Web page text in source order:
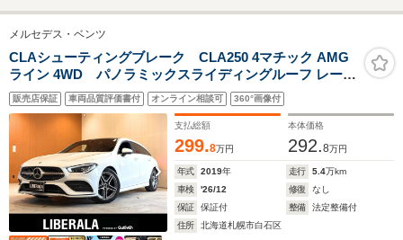
トエアコン/パノラミ
ックビューモニター/
車線逸脱防止支援シス
テム/シート 合皮
方ドライブレコーダ
トヒーター LEDオー
トライト モデリスタ
エアロ
LED/EBD付
ングストップ/
ズコントロー
メルセデス・ベンツ
CLAシューティングブレーク CLA250 4マチック AMG
ライン 4WD パノラミックスライディングルーフ レーダ
ーセーフティPKG ナビゲーションPKG アドバンスド
PKG AMGレザーエクスクルーシブPKG ヘッドアップデ
ィスプレイ 本革シート シートヒーター 360°カメラ
販売店保証 車両品質評価書付 オンライン相談可 360°画像付
支払総額
299.8万円
本体価格
292.8万円
年式 2019年 走行 5.4万km
車検
'26/12 修復
なし
保証
保証付 整備
法定整備付
住所
北海道札幌市白石区